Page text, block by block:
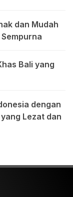
dan Mudah
Bali yang
dengan
Lezat dan